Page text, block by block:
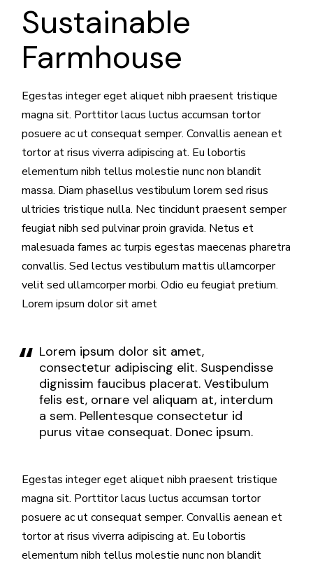
Sustainable
Farmhouse
Egestas integer eget aliquet nibh praesent tristique
magna sit. Porttitor lacus luctus accumsan tortor
posuere ac ut consequat semper. Convallis aenean et
tortor at risus viverra adipiscing at. Eu lobortis
elementum nibh tellus molestie nunc non blandit
massa. Diam phasellus vestibulum lorem sed risus
ultricies tristique nulla. Nec tincidunt praesent semper
feugiat nibh sed pulvinar proin gravida. Netus et
malesuada fames ac turpis egestas maecenas pharetra
convallis. Sed lectus vestibulum mattis ullamcorper
velit sed ullamcorper morbi. Odio eu feugiat pretium.
Lorem ipsum dolor sit amet
Lorem ipsum dolor sit amet,
consectetur adipiscing elit. Suspendisse
dignissim faucibus placerat. Vestibulum
felis est, ornare vel aliquam at, interdum
a sem. Pellentesque consectetur id
purus vitae consequat. Donec ipsum.
Egestas integer eget aliquet nibh praesent tristique
magna sit. Porttitor lacus luctus accumsan tortor
posuere ac ut consequat semper. Convallis aenean et
tortor at risus viverra adipiscing at. Eu lobortis
elementum nibh tellus molestie nunc non blandit